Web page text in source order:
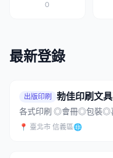
0
最新登錄
出版印刷 勃佳印刷文
各式印刷 ◎會冊◎包裝
月曆◎桌曆 ◎信封◎信
📍 臺北市 信義區🌐